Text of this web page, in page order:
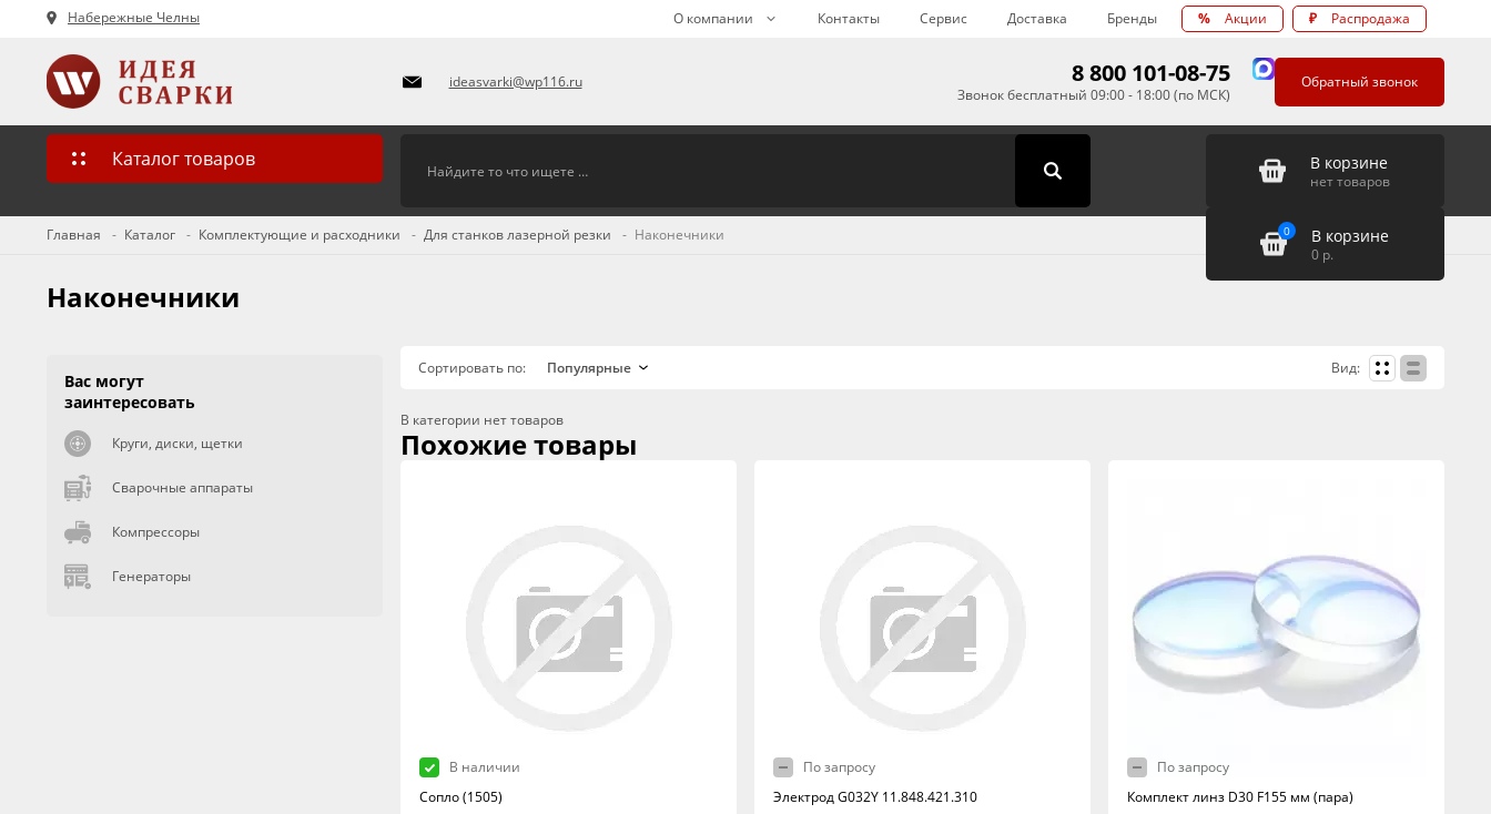
Набережные Челны О компании Контакты Сервис Доставка Бренды % Акции ₽ Распродажа
ideasvarki@wp116.ru 8 800 101-08-75
Звонок бесплатный 09:00 - 18:00 (по МСК)
Обратный звонок
Каталог товаров В корзине
нет товаров
0 В корзине
0 р.
Главная Каталог Комплектующие и расходники Для станков лазерной резки Наконечники
Наконечники
Сортировать по: Вид:
В категории нет товаров
Похожие товары
В наличии
Сопло (1505)
По запросу
Электрод G032Y 11.848.421.310
По запросу
Комплект линз D30 F155 мм (пара)
Вас могут
заинтересовать
Круги, диски, щетки
Сварочные аппараты
Компрессоры
Генераторы